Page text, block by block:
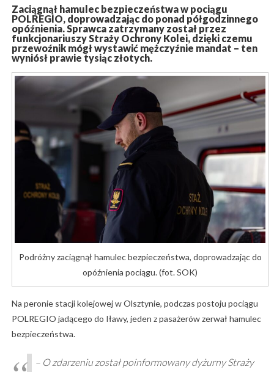
Zaciągnął hamulec bezpieczeństwa w pociągu
POLREGIO, doprowadzając do ponad półgodzinnego
opóźnienia. Sprawca zatrzymany został przez
funkcjonariuszy Straży Ochrony Kolei, dzięki czemu
przewoźnik mógł wystawić mężczyźnie mandat – ten
wyniósł prawie tysiąc złotych.
Podróżny zaciągnął hamulec bezpieczeństwa, doprowadzając do
opóźnienia pociągu. (fot. SOK)
Na peronie stacji kolejowej w Olsztynie, podczas postoju pociągu
POLREGIO jadącego do Iławy, jeden z pasażerów zerwał hamulec
bezpieczeństwa.
– O zdarzeniu został poinformowany dyżurny Straży